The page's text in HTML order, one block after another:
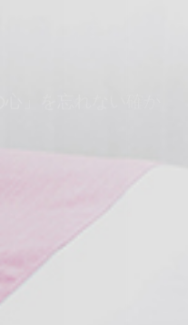
」を忘れない確か